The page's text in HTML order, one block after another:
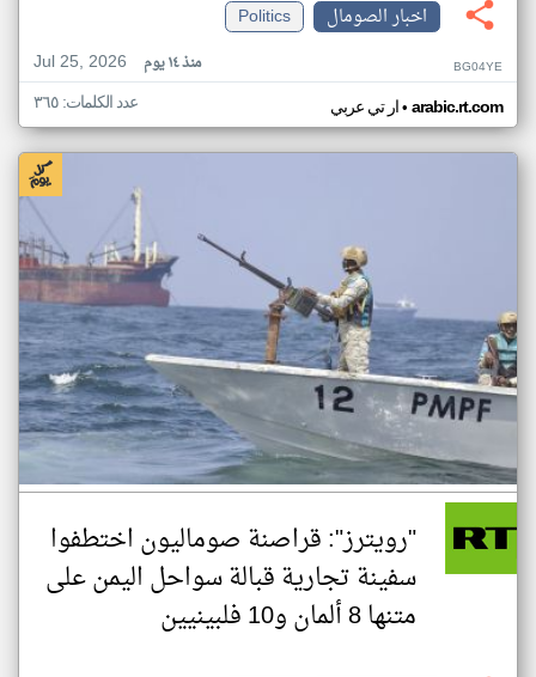
اخبار الصومال
Politics
Jul 25, 2026
منذ ١٤ يوم BG04YE
ار تي عربي• arabic.rt.com عدد الكلمات: ٣٦٥
"رويترز": قراصنة صوماليون اختطفوا
سفينة تجارية قبالة سواحل اليمن على
متنها 8 ألمان و10 فلبينيين